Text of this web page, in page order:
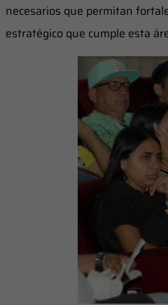
necesarios que permitan
estratégico que cumple esta